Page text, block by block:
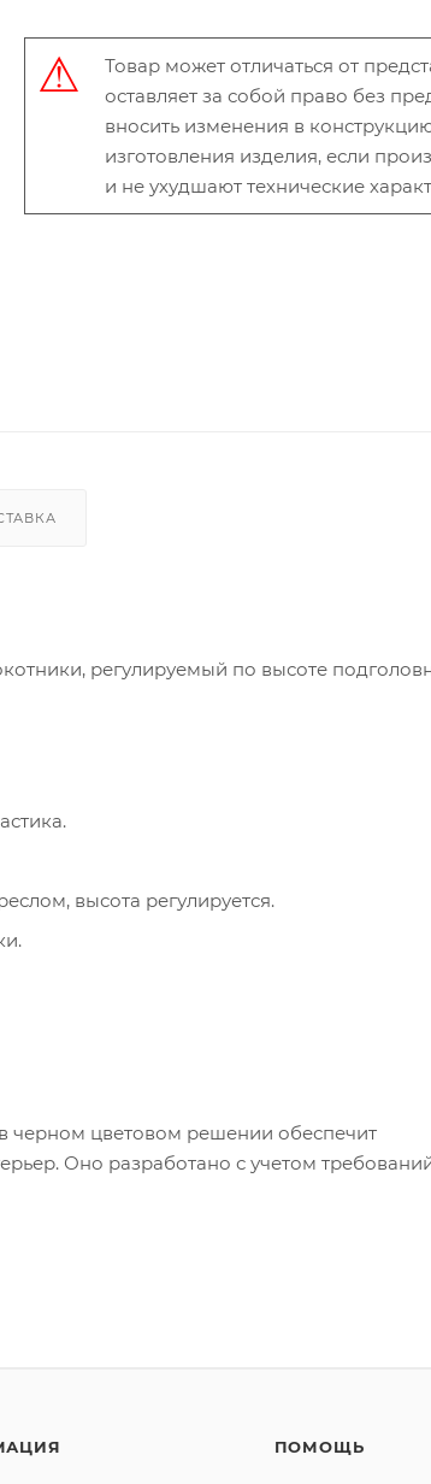
Товар может отличаться от
оставляет за собой право без
вносить изменения в
изготовления изделия, если
и не ухудшают технические
регулируемый по высоте
высота регулируется.
черном цветовом решении обеспечит
Оно разработано с учетом
ПОМОЩЬ